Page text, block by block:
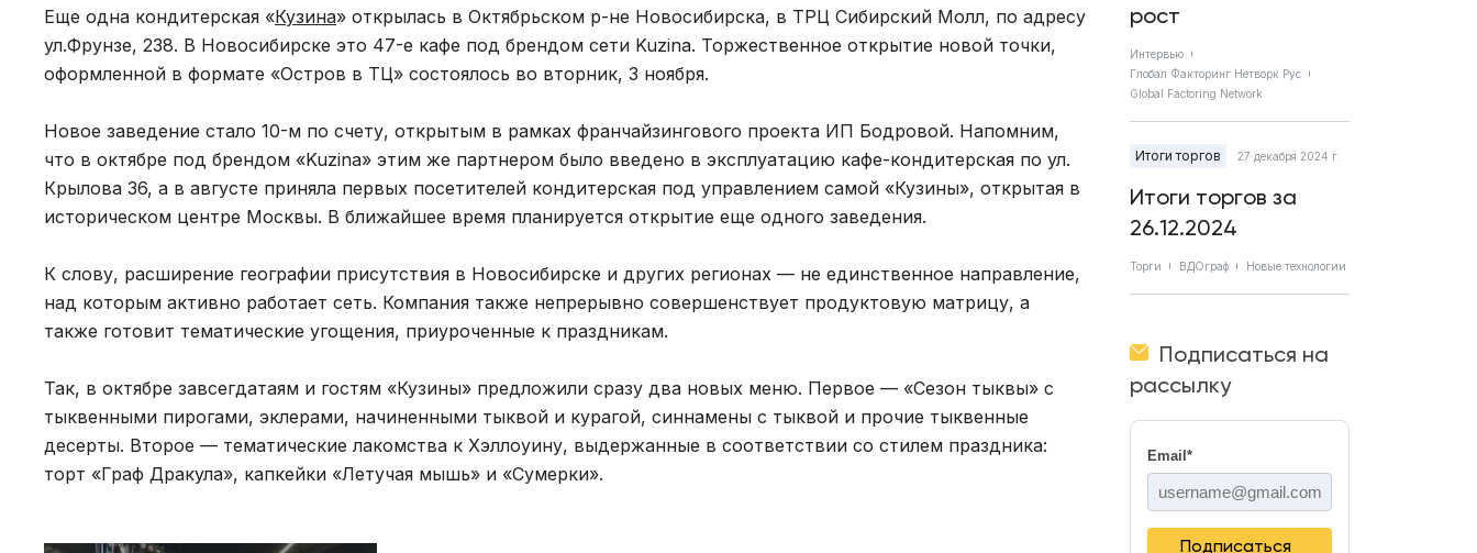
Еще одна кондитерская «Кузина» открылась в Октябрьском р-не Новосибирска, в ТРЦ Сибирский Молл, по адресу
ул.Фрунзе, 238. В Новосибирске это 47-е кафе под брендом сети Kuzina. Торжественное открытие новой точки,
оформленной в формате «Остров в ТЦ» состоялось во вторник, 3 ноября.
Новое заведение стало 10-м по счету, открытым в рамках франчайзингового проекта ИП Бодровой. Напомним,
что в октябре под брендом «Kuzina» этим же партнером было введено в эксплуатацию кафе-кондитерская по ул.
Крылова 36, а в августе приняла первых посетителей кондитерская под управлением самой «Кузины», открытая в
историческом центре Москвы. В ближайшее время планируется открытие еще одного заведения.
К слову, расширение географии присутствия в Новосибирске и других регионах — не единственное направление,
над которым активно работает сеть. Компания также непрерывно совершенствует продуктовую матрицу, а
также готовит тематические угощения, приуроченные к праздникам.
Так, в октябре завсегдатаям и гостям «Кузины» предложили сразу два новых меню. Первое — «Сезон тыквы» с
тыквенными пирогами, эклерами, начиненными тыквой и курагой, синнамены с тыквой и прочие тыквенные
десерты. Второе — тематические лакомства к Хэллоуину, выдержанные в соответствии со стилем праздника:
торт «Граф Дракула», капкейки «Летучая мышь» и «Сумерки».
рост
Интервью
Глобал Факторинг Нетворк Рус
Global Factoring Network
Итоги торгов 27 декабря 2024 г.
Итоги торгов за
26.12.2024
Торги ВДОграф Новые технологии
Подписаться на
рассылку
Email *
Подписаться